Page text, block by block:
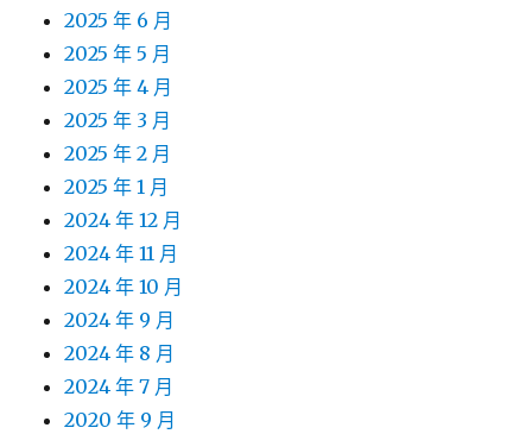
2025 年 6 月
2025 年 5 月
2025 年 4 月
2025 年 3 月
2025 年 2 月
2025 年 1 月
2024 年 12 月
2024 年 11 月
2024 年 10 月
2024 年 9 月
2024 年 8 月
2024 年 7 月
2020 年 9 月